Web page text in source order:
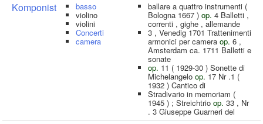
Komponist basso
violino
violini
Concerti
camera
ballare a quattro instrumenti (
Bologna 1667 ) op. 4 Balletti ,
correnti , gighe , allemande
3 , Venedig 1701 Trattenimenti
armonici per camera op. 6 ,
Amsterdam ca. 1711 Balletti e
sonate
op. 11 ( 1929-30 ) Sonette di
Michelangelo op.17 Nr .1 (
1932 ) Cantico di
Stradivario in memoriam (
1945 ) ; Streichtrio op. 33 , Nr
. 3 Giuseppe Guarneri del